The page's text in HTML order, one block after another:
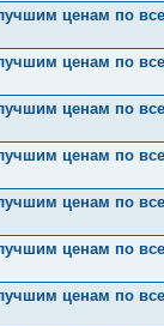
ценам по
ценам по
ценам по
ценам по
ценам по
ценам по
ценам по